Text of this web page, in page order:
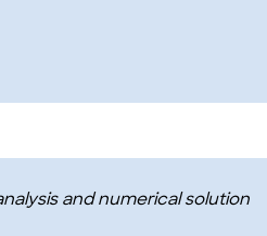
and numerical solution